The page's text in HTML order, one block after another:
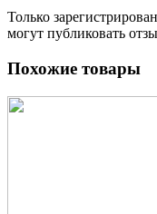
Только
могут публиковать
Похожие товары